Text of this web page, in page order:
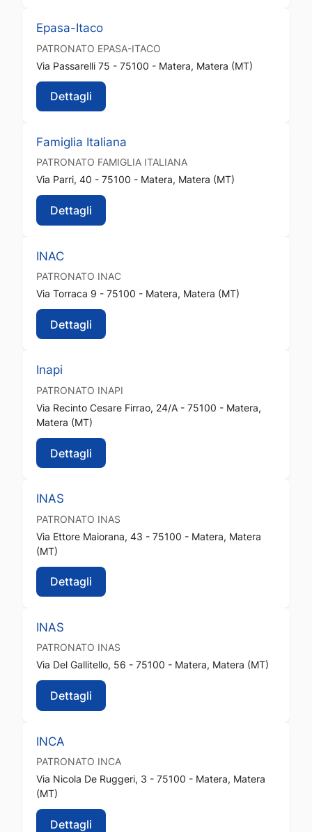
Epasa-Itaco
PATRONATO EPASA-ITACO
Via Passarelli 75 - 75100 - Matera, Matera (MT)
Dettagli
Famiglia Italiana
PATRONATO FAMIGLIA ITALIANA
Via Parri, 40 - 75100 - Matera, Matera (MT)
Dettagli
INAC
PATRONATO INAC
Via Torraca 9 - 75100 - Matera, Matera (MT)
Dettagli
Inapi
PATRONATO INAPI
Via Recinto Cesare Firrao, 24/A - 75100 - Matera,
Matera (MT)
Dettagli
INAS
PATRONATO INAS
Via Ettore Maiorana, 43 - 75100 - Matera, Matera
(MT)
Dettagli
INAS
PATRONATO INAS
Via Del Gallitello, 56 - 75100 - Matera, Matera (MT)
Dettagli
INCA
PATRONATO INCA
Via Nicola De Ruggeri, 3 - 75100 - Matera, Matera
(MT)
Dettagli